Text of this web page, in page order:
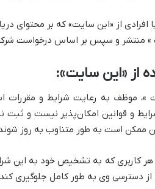
افرادی از «این سایت» که بر
» منتشر و سپس بر اساس درخواست
از «این سایت»:
»، موظف به رعایت شرایط و
و قوانین امکان‌پذیر نیست و ثبت
است به طور متناوب به روز
کاربری که به تشخیص خود به این
دسترسی وی به طور کامل جلوگیری